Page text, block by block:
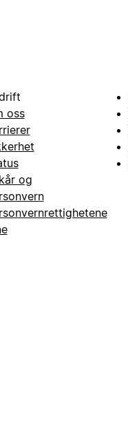
oss
og